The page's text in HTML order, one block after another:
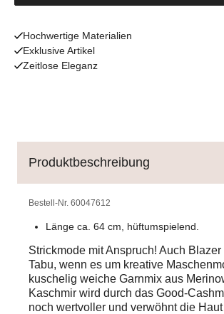
Hochwertige Materialien
Exklusive Artikel
Zeitlose Eleganz
Produktbeschreibung
Bestell-Nr. 60047612
Länge ca. 64 cm, hüftumspielend.
Strickmode mit Anspruch! Auch
Tabu, wenn es um kreative
kuschelig weiche Garnmix aus
Kaschmir wird durch das Good-
noch wertvoller und verwöhnt die